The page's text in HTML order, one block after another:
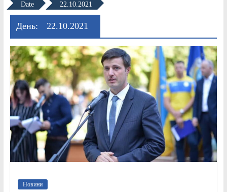
Date 22.10.2021
День: 22.10.2021
Новини